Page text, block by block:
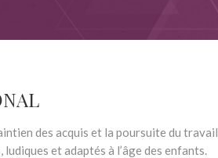
des acquis et la poursuite du
ludiques et adaptés à l’âge des enfants.